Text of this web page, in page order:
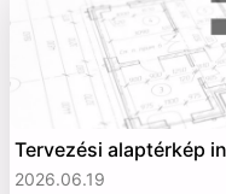
Tervezési alaptérkép
2026.06.19